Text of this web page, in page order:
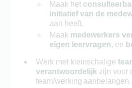
Maak het
initiatief van de
aan heeft.
Maak medewerkers
eigen leervragen, en
Werk met kleinschalige
verantwoordelijk zijn voor
team/werking aanbelangen.